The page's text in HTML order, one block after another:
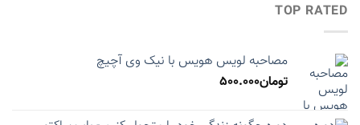
TOP RATED
مصاحبه لویس هویس با نیک وی آچیچ
تومان500.000